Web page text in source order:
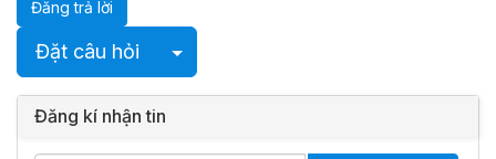
Đăng trả lời
Đặt câu hỏi Chọn Bài Đăng
Đăng kí nhận tin